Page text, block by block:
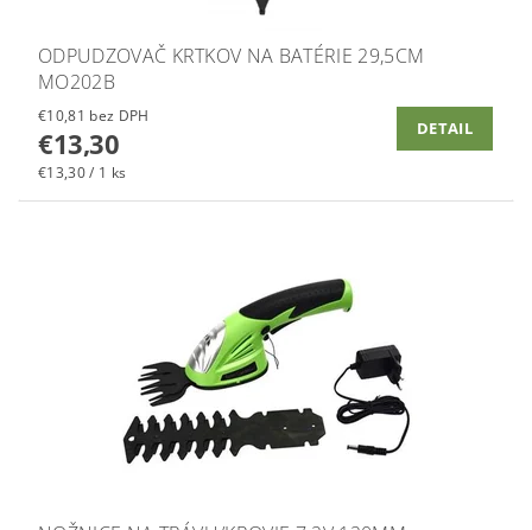
ODPUDZOVAČ KRTKOV NA BATÉRIE 29,5CM
MO202B
€10,81 bez DPH
€13,30
€13,30 / 1 ks
DETAIL